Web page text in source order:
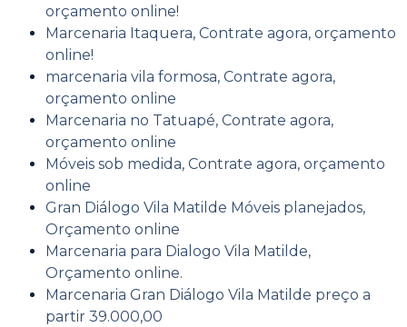
orçamento online!
Marcenaria Itaquera, Contrate agora, orçamento
online!
marcenaria vila formosa, Contrate agora,
orçamento online
Marcenaria no Tatuapé, Contrate agora,
orçamento online
Móveis sob medida, Contrate agora, orçamento
online
Gran Diálogo Vila Matilde Móveis planejados,
Orçamento online
Marcenaria para Dialogo Vila Matilde,
Orçamento online.
Marcenaria Gran Diálogo Vila Matilde preço a
partir 39.000,00